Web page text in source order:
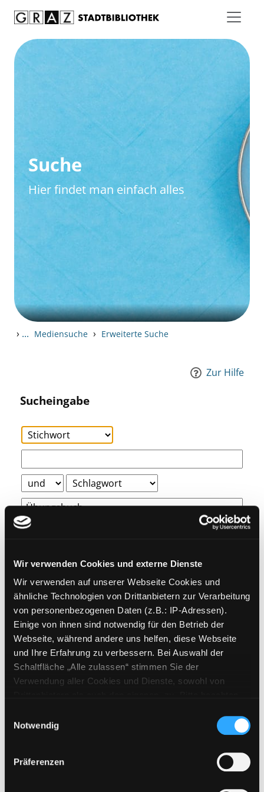
Wir verwenden Cookies und externe Dienste
Wir verwenden auf unserer Webseite Cookies und
ähnliche Technologien von Drittanbietern zur Verarbeitung
von personenbezogenen Daten (z.B.: IP-Adressen).
Einige von ihnen sind notwendig für den Betrieb der
Webseite, während andere uns helfen, diese Webseite
und Ihre Erfahrung zu verbessern. Bei Auswahl der
Schaltfläche „Alle zulassen“ stimmen Sie der
Verwendung aller Cookies und Dienste, sowohl von
Cookies von Drittanbietern, eine Verarbeitung in
unsicheren Drittländern (Länder außerhalb des EWR
ohne adäquates Datenschutzniveau) stattfinden kann. In
diesem Zusammenhang können aktuell Risiken für
Notwendig
Präferenzen
Suche
Hier findet man einfach alles
› ... Mediensuche › Erweiterte Suche
Zur Hilfe
Sucheingabe
Weitere Suchkriterien
Erwerbungen der letzten Tage
Jahr von
Medien anzeigen, die nach dem Jahr veröffentlicht
Jahr bis
Medien anzeigen, die vor dem
E-Medien
Mediengruppe